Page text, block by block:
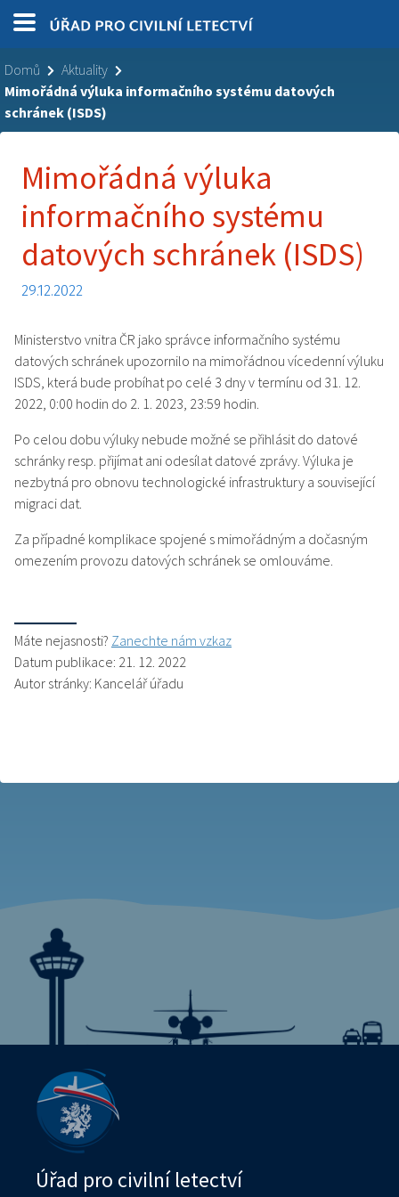
Domů
Aktuality
Mimořádná výluka informačního systému datových
schránek (ISDS)
Mimořádná výluka
informačního systému
datových schránek (ISDS)
29.12.2022
Ministerstvo vnitra ČR jako správce informačního systému
datových schránek upozornilo na mimořádnou vícedenní výluku
ISDS, která bude probíhat po celé 3 dny v termínu od 31. 12.
2022, 0:00 hodin do 2. 1. 2023, 23:59 hodin.
Po celou dobu výluky nebude možné se přihlásit do datové
schránky resp. přijímat ani odesílat datové zprávy. Výluka je
nezbytná pro obnovu technologické infrastruktury a související
migraci dat.
Za případné komplikace spojené s mimořádným a dočasným
omezením provozu datových schránek se omlouváme.
Máte nejasnosti? Zanechte nám vzkaz
Datum publikace: 21. 12. 2022
Autor stránky: Kancelář úřadu
Úřad pro civilní letectví